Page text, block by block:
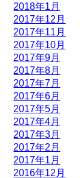
2018年1月
2017年12月
2017年11月
2017年10月
2017年9月
2017年8月
2017年7月
2017年6月
2017年5月
2017年4月
2017年3月
2017年2月
2017年1月
2016年12月